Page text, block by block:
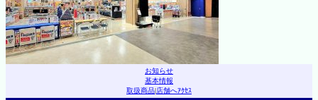
お知らせ
基本情報
取扱商品|店舗へｱｸｾｽ